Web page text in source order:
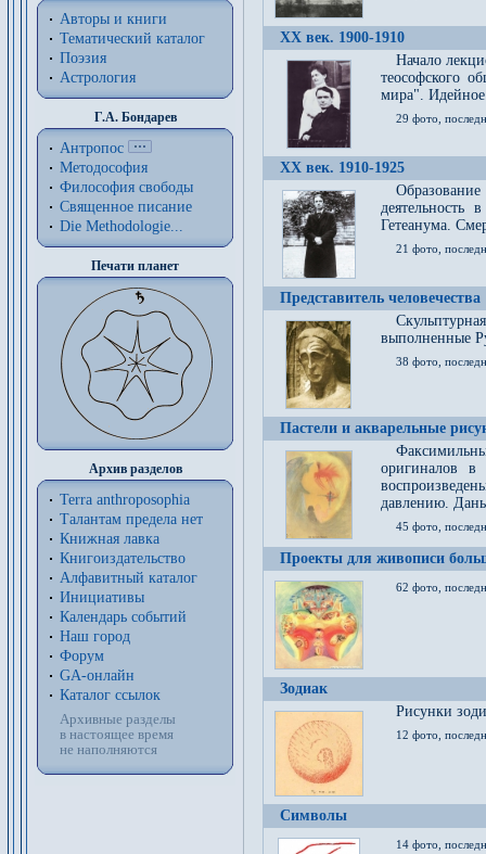
Авторы и книги
Тематический каталог
Поэзия
Астрология
Г.А. Бондарев
Антропос
Методософия
Философия cвободы
Священное писание
Die Methodologie...
Печати планет
Архив разделов
Terra anthroposophia
Талантам предела нет
Книжная лавка
Книгоиздательство
Алфавитный каталог
Инициативы
Календарь событий
Наш город
Форум
GA-онлайн
Каталог ссылок
Архивные разделы
в настоящее время
не наполняются
XX век. 1900-1910
Начало
теософского
мира". Идейное
29 фото,
XX век. 1910-1925
Образование
деятельность
Гетеанума.
21 фото,
Представитель человечества
выполненные
38 фото,
Пастели и акварельные
оригиналов
давлению.
45 фото,
Проекты для живописи
62 фото,
Зодиак
Рисунки
12 фото,
Символы
14 фото,